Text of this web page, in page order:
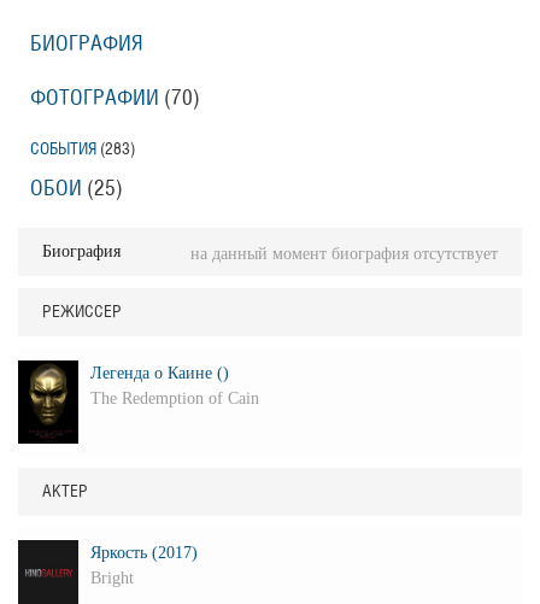
БИОГРАФИЯ
ФОТОГРАФИИ (70)
СОБЫТИЯ (283)
ОБОИ (25)
Биография на данный момент биография отсутствует
РЕЖИССЕР
Легенда о Каине ()
The Redemption of Cain
АКТЕР
Яркость (2017)
Bright